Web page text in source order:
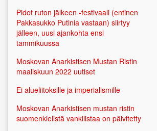
Pidot ruton jälkeen -festivaali (entinen
Pakkasukko Putinia vastaan) siirtyy
jälleen, uusi ajankohta ensi
tammikuussa
Moskovan Anarkistisen Mustan Ristin
maaliskuun 2022 uutiset
Ei alueliitoksille ja imperialismille
Moskovan Anarkistisen mustan ristin
suomenkielistä vankilistaa on päivitetty